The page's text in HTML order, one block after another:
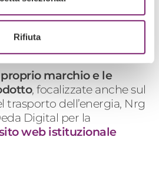
Rifiuta
commercializza e
specialiper diversi
siano essi standard o
marchio e le
, focalizzate anche sul
trasporto dell’energia, Nrg
Digital per la
web istituzionale